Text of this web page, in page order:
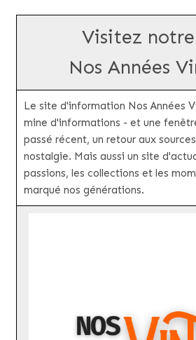
Visitez
Nos Années
Le site d'information Nos Années
mine d'informations - et une
passé récent, un retour aux
nostalgie. Mais aussi un site
passions, les collections et les
marqué nos générations.